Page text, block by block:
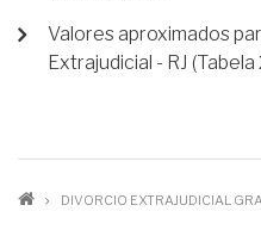
Valores aproximados
Extrajudicial - RJ (Tabela
TRILHA
DIVORCIO EXTRAJUDICIAL